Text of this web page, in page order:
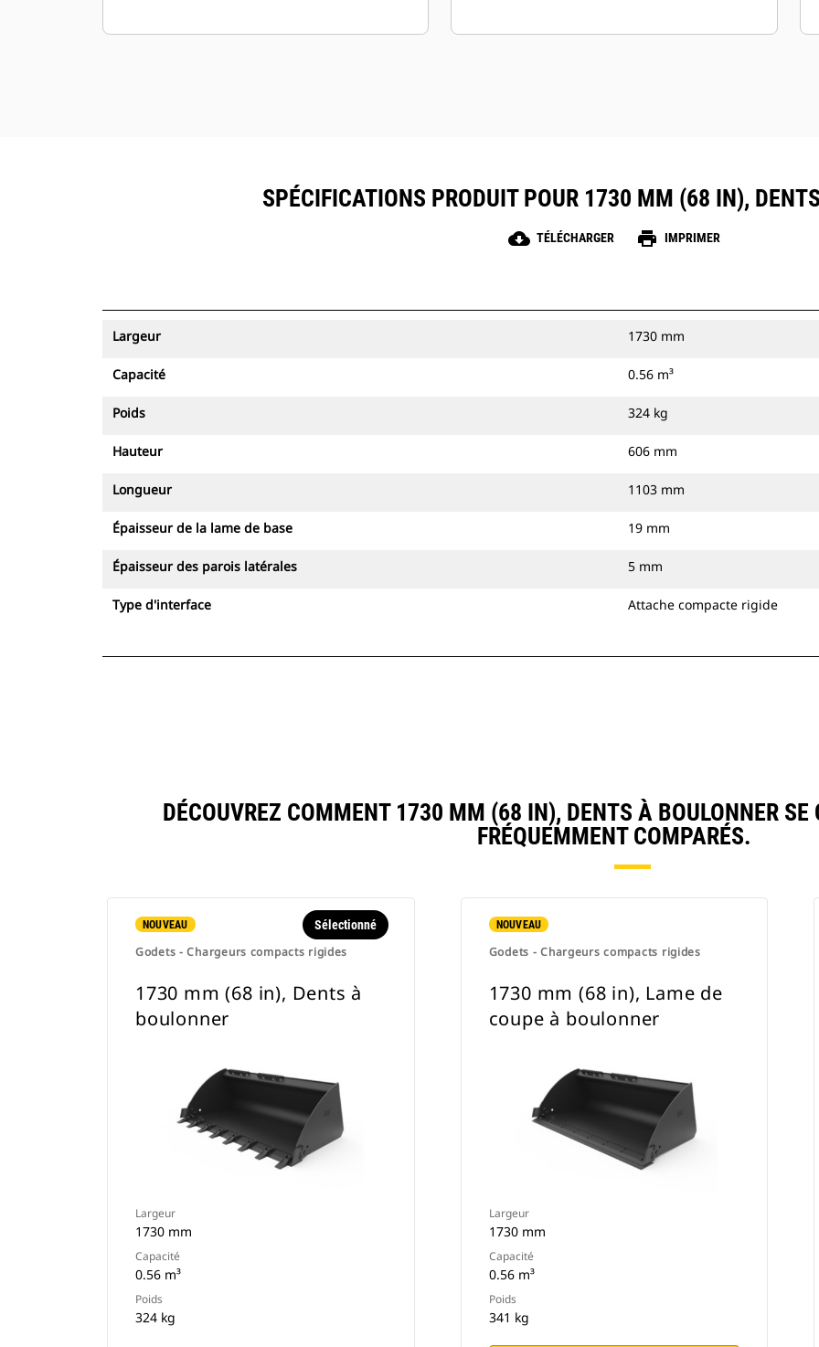
SPÉCIFICATIONS PRODUIT POUR 1730 MM (68 IN),
cloud_download TÉLÉCHARGER print IMPRIMER
Largeur 1730 mm
Capacité 0.56 m³
Poids 324 kg
Hauteur 606 mm
Longueur 1103 mm
Épaisseur de la lame de base 19 mm
Épaisseur des parois latérales 5 mm
Type d'interface Attache compacte rigide
DÉCOUVREZ COMMENT 1730 MM (68 IN), DENTS À BOULONNER SE
FRÉQUEMMENT COMPARÉS.
NOUVEAU
Godets - Chargeurs compacts rigides
Sélectionné
1730 mm (68 in), Dents à
boulonner
Largeur
1730 mm
Capacité
0.56 m³
Poids
324 kg
NOUVEAU
Godets - Chargeurs compacts rigides
1730 mm (68 in), Lame de
coupe à boulonner
Largeur
1730 mm
Capacité
0.56 m³
Poids
341 kg